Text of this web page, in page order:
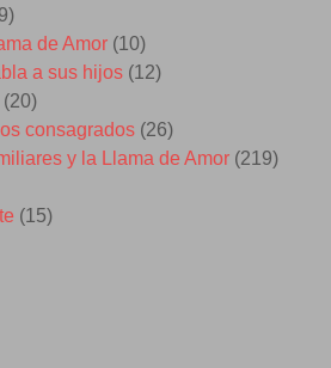
de Amor (10)
a sus hijos (12)
(20)
consagrados (26)
y la Llama de Amor (219)
(15)